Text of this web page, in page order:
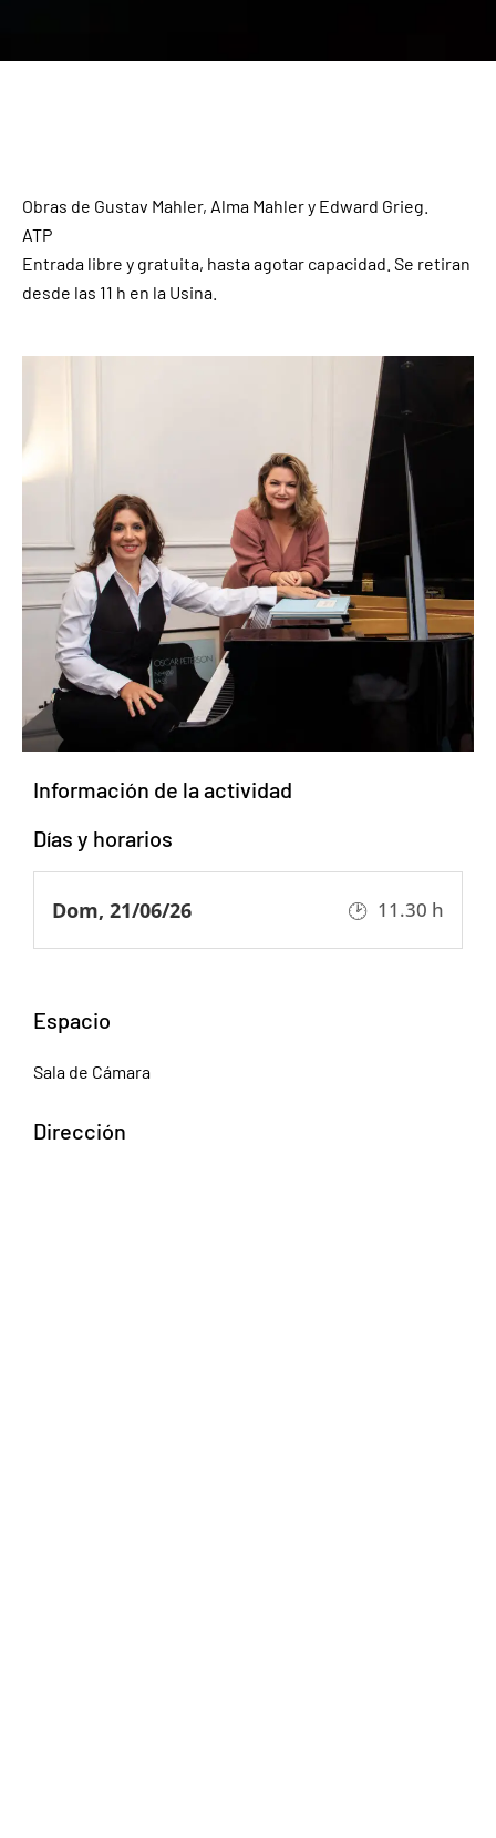
Obras de Gustav Mahler, Alma Mahler y Edward Grieg.
ATP
Entrada libre y gratuita, hasta agotar capacidad. Se retiran
desde las 11 h en la Usina.
Información de la actividad
Días y horarios
Dom, 21/06/26 11.30 h
Espacio
Sala de Cámara
Dirección